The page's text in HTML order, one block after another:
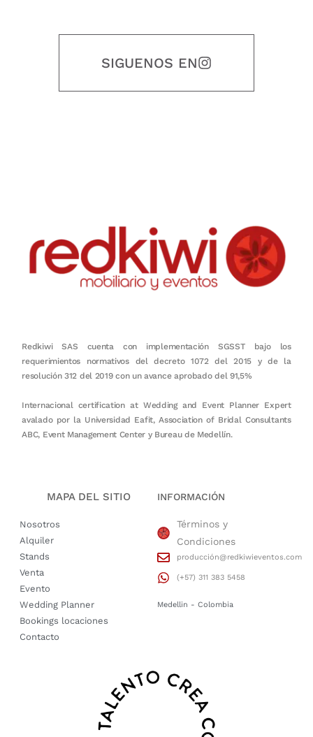
SIGUENOS EN
Redkiwi SAS cuenta con implementación SGSST bajo los
requerimientos normativos del decreto 1072 del 2015 y de la
resolución 312 del 2019 con un avance aprobado del 91,5%
Internacional certification at Wedding and Event Planner Expert
avalado por la Universidad Eafit, Association of Bridal Consultants
ABC, Event Management Center y Bureau de Medellín.
MAPA DEL SITIO
Nosotros
Alquiler
Stands
Venta
Evento
Wedding Planner
Bookings locaciones
Contacto
INFORMACIÓN
Términos y
Condiciones
producción@redkiwieventos.com
(+57) 311 383 5458
Medellin - Colombia